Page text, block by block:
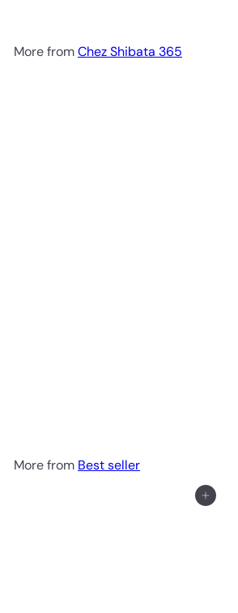
More fromChez Shibata 365
More from Best seller
Add to cart